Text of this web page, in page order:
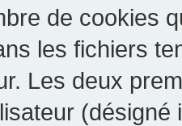
de cookies
les fichiers
Les deux